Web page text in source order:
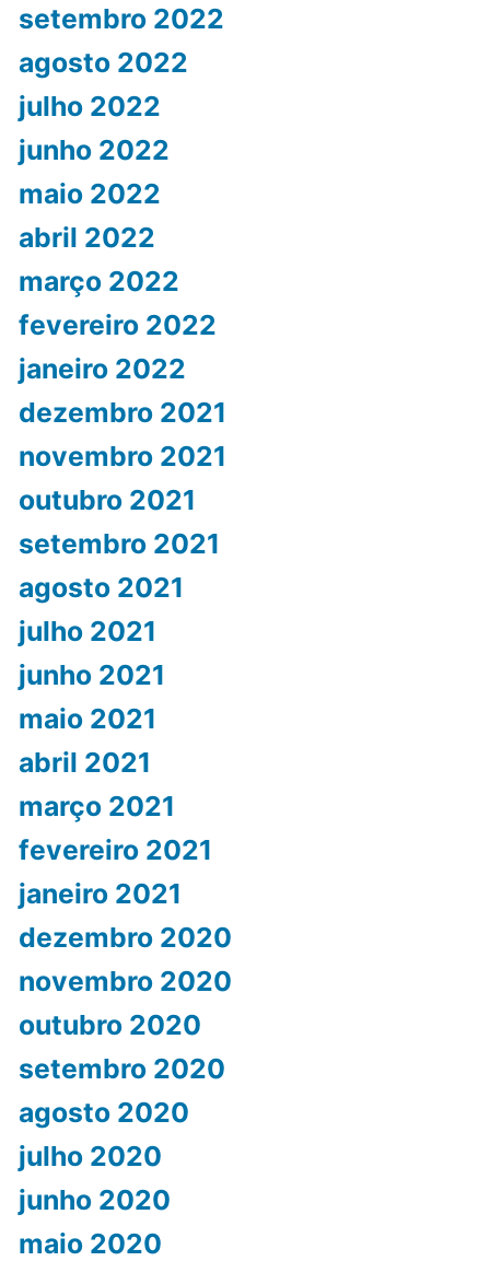
setembro 2022
agosto 2022
julho 2022
junho 2022
maio 2022
abril 2022
março 2022
fevereiro 2022
janeiro 2022
dezembro 2021
novembro 2021
outubro 2021
setembro 2021
agosto 2021
julho 2021
junho 2021
maio 2021
abril 2021
março 2021
fevereiro 2021
janeiro 2021
dezembro 2020
novembro 2020
outubro 2020
setembro 2020
agosto 2020
julho 2020
junho 2020
maio 2020